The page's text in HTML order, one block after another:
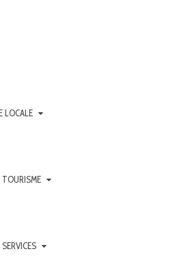
LOCALE
TOURISME
SERVICES